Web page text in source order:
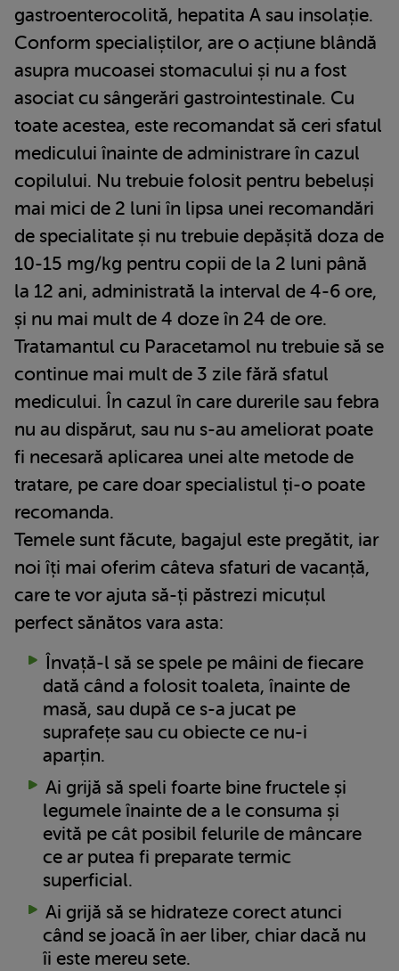
gastroenterocolită, hepatita A sau insolație.
Conform specialiștilor, are o acțiune blândă
asupra mucoasei stomacului și nu a fost
asociat cu sângerări gastrointestinale. Cu
toate acestea, este recomandat să ceri sfatul
medicului înainte de administrare în cazul
copilului. Nu trebuie folosit pentru bebeluși
mai mici de 2 luni în lipsa unei recomandări
de specialitate și nu trebuie depășită doza de
10-15 mg/kg pentru copii de la 2 luni până
la 12 ani, administrată la interval de 4-6 ore,
și nu mai mult de 4 doze în 24 de ore.
Tratamantul cu Paracetamol nu trebuie să se
continue mai mult de 3 zile fără sfatul
medicului. În cazul în care durerile sau febra
nu au dispărut, sau nu s-au ameliorat poate
fi necesară aplicarea unei alte metode de
tratare, pe care doar specialistul ți-o poate
recomanda.
Temele sunt făcute, bagajul este pregătit, iar
noi îți mai oferim câteva sfaturi de vacanță,
care te vor ajuta să-ți păstrezi micuțul
perfect sănătos vara asta:
Învață-l să se spele pe mâini de fiecare
dată când a folosit toaleta, înainte de
masă, sau după ce s-a jucat pe
suprafețe sau cu obiecte ce nu-i
aparțin.
Ai grijă să speli foarte bine fructele și
legumele înainte de a le consuma și
evită pe cât posibil felurile de mâncare
ce ar putea fi preparate termic
superficial.
Ai grijă să se hidrateze corect atunci
când se joacă în aer liber, chiar dacă nu
îi este mereu sete.